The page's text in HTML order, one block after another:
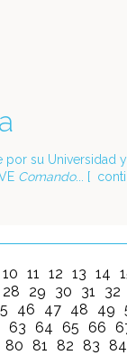
por su Universidad
Comando... [
10 11 12 13 14
28 29 30 31
32
46 47 48 49
63 64 65 66
80 81 82 83